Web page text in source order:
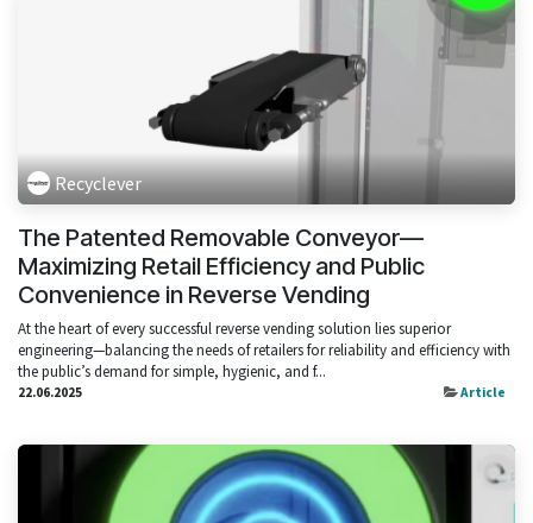
Recyclever
The Patented Removable Conveyor—
Maximizing Retail Efficiency and Public
Convenience in Reverse Vending
At the heart of every successful reverse vending solution lies superior
engineering—balancing the needs of retailers for reliability and efficiency with
the public’s demand for simple, hygienic, and f...
22.06.2025 Article